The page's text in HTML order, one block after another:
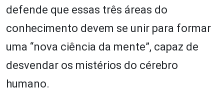
defende que essas três áreas do
conhecimento devem se unir para formar
uma “nova ciência da mente”, capaz de
desvendar os mistérios do cérebro
humano.